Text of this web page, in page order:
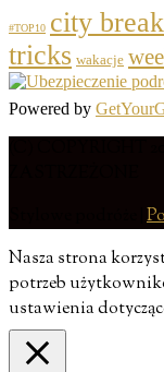
#TOP10 city break
tricks wakacje
Powered by
Nasza strona
potrzeb
ustawienia